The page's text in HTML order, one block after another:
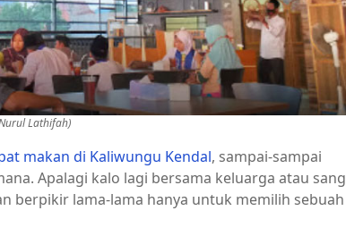
Lathifah)
makan di Kaliwungu Kendal, sampai-sampai
Apalagi kalo lagi bersama keluarga atau sang
berpikir lama-lama hanya untuk memilih sebuah